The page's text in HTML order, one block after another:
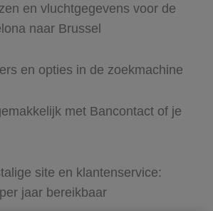
en vluchtgegevens voor de
naar Brussel
en opties in de zoekmachine
met Bancontact of je
site en klantenservice:
jaar bereikbaar